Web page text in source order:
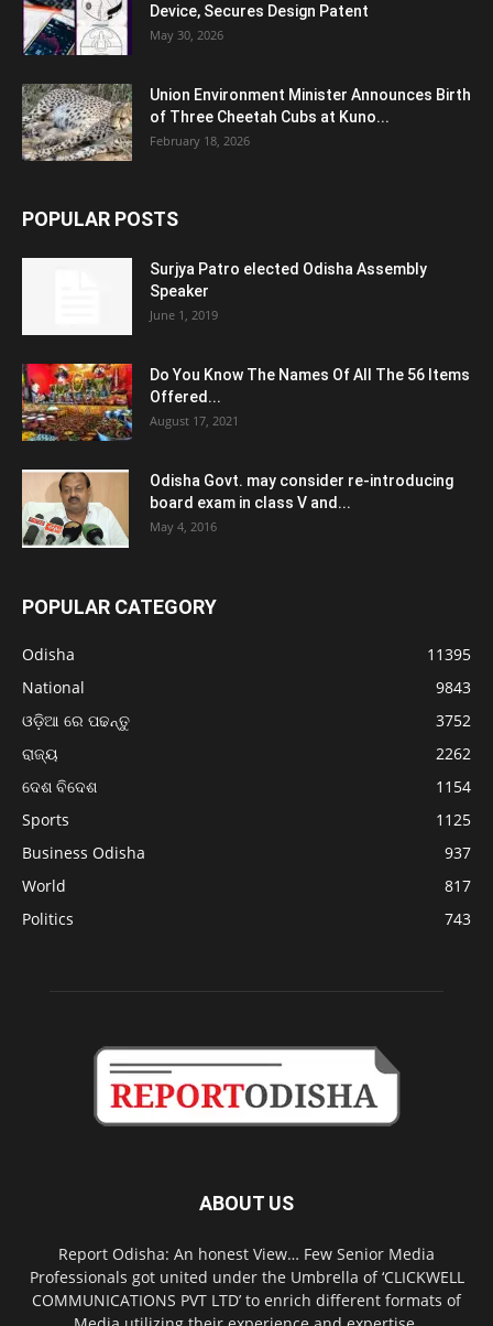
Device, Secures Design Patent
May 30, 2026
Union Environment Minister Announces Birth
of Three Cheetah Cubs at Kuno...
February 18, 2026
POPULAR POSTS
Surjya Patro elected Odisha Assembly
Speaker
June 1, 2019
Do You Know The Names Of All The 56 Items
Offered...
August 17, 2021
Odisha Govt. may consider re-introducing
board exam in class V and...
May 4, 2016
POPULAR CATEGORY
Odisha
11395
National
9843
ଓଡ଼ିଆ ରେ ପଢନ୍ତୁ
3752
ରାଜ୍ୟ
2262
ଦେଶ ବିଦେଶ
1154
Sports
1125
Business Odisha
937
World
817
Politics
743
ABOUT US
Report Odisha: An honest View… Few Senior Media
Professionals got united under the Umbrella of ‘CLICKWELL
COMMUNICATIONS PVT LTD’ to enrich different formats of